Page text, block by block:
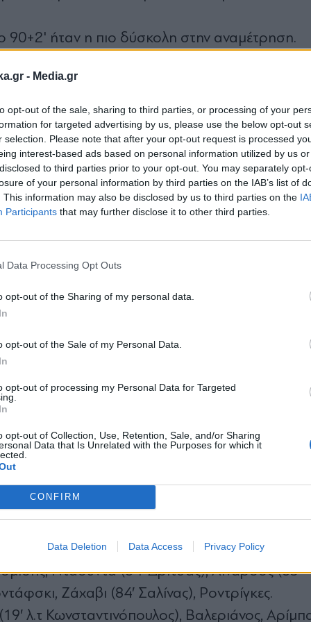
- Media.gr
opt-out of the sale, sharing to third parties, or processing of your
for targeted advertising by us, please use the below opt-out
selection. Please note that after your opt-out request is processed
interest-based ads based on personal information utilized by us
to third parties prior to your opt-out. You may separately
of your personal information by third parties on the IAB’s list of
This information may also be disclosed by us to third parties on the
Participants that may further disclose it to other third parties.
Data Processing Opt Outs
opt-out of the Sharing of my personal data.
opt-out of the Sale of my Personal Data.
opt-out of processing my Personal Data for Targeted
opt-out of Collection, Use, Retention, Sale, and/or Sharing
Data that Is Unrelated with the Purposes for which it
CONFIRM
Data Deletion Data Access Privacy Policy
ήταν η πιο δύσκολη στην αναμέτρηση.
στην κεφαλιά του Ντε Σόουζα μέσα στη
ευκαιρία με Οικονομίδη και Ντάουντα, που
Ντάουντα (84′ Δρίτσας), Λινάρδος (65′
Ζάχαβι (84′ Σαλίνας), Ροντρίγκες.
λ.τ Κωνσταντινόπουλος), Βαλεριάνος,
newsletter
Αποδέχομαι τουςόρους χρήσης